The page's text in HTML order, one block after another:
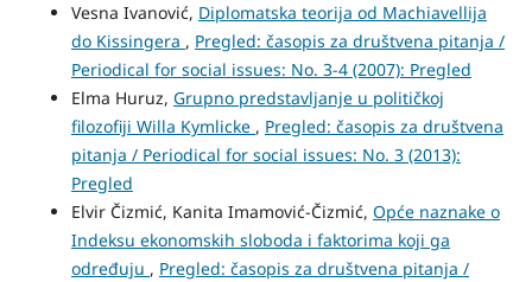
Vesna Ivanović, Diplomatska teorija od Machiavellija
do Kissingera , Pregled: časopis za društvena pitanja /
Periodical for social issues: No. 3-4 (2007): Pregled
Elma Huruz, Grupno predstavljanje u političkoj
filozofiji Willa Kymlicke , Pregled: časopis za društvena
pitanja / Periodical for social issues: No. 3 (2013):
Pregled
Elvir Čizmić, Kanita Imamović-Čizmić, Opće naznake o
Indeksu ekonomskih sloboda i faktorima koji ga
određuju , Pregled: časopis za društvena pitanja /